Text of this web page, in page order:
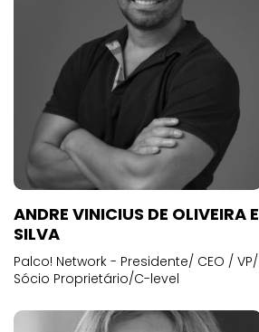
ANDRE VINICIUS DE OLIVEIRA E
SILVA
Palco! Network - Presidente/ CEO / VP/
Sócio Proprietário/C-level